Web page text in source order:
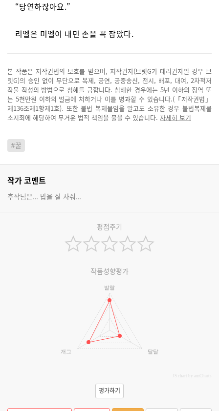
“당연하잖아요.”
리엘은 미엘이 내민 손을 꼭 잡았다.
본 작품은 저작권법의 보호를 받으며, 저작권자(브릿G가 대리권자일 경우 브
릿G)의 승인 없이 무단으로 복제, 공연, 공중송신, 전시, 배포, 대여, 2차적저
작물 작성의 방법으로 침해를 금합니다. 침해한 경우에는 5년 이하의 징역 또
는 5천만원 이하의 벌금에 처하거나 이를 병과할 수 있습니다.(「저작권법」
제136조제1항제1호). 또한 불법 복제물임을 알고도 소유한 경우 불법복제물
소지죄에 해당하여 무거운 법적 책임을 물을 수 있습니다. 자세히 보기
#꿀
작가 코멘트
후작님은… 밥을 잘 사줘…
평점주기
작품성향평가
발랄
달달
개그
JS chart by amCharts
평가하기